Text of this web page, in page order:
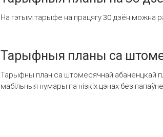
На гэтым тарыфе на працягу 30 дзён можна
Тарыфныя планы са
Тарыфны план са штомесячнай абаненцкай
мабільныя нумары па нізкіх цэнах без